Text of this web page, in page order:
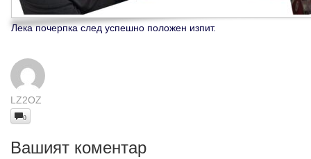
Лека почерпка след успешно положен изпит.
LZ2OZ
0
Вашият коментар